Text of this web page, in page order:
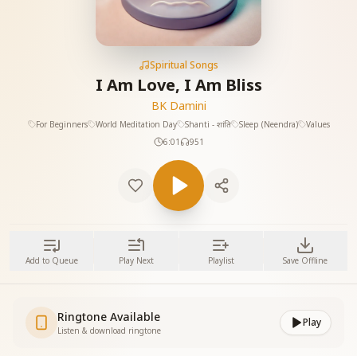
Spiritual Songs
I Am Love, I Am Bliss
BK Damini
For Beginners World Meditation Day Shanti - शांति Sleep (Neendra)
Values
6:01
951
Add to Queue Play Next Playlist Save Offline
Ringtone Available
Listen & download ringtone
Play